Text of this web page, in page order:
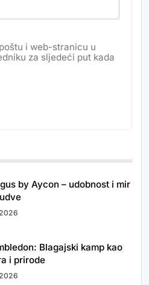
i web-stranicu u
za sljedeći put kada
by Aycon – udobnost i mir
Blagajski kamp kao
i prirode